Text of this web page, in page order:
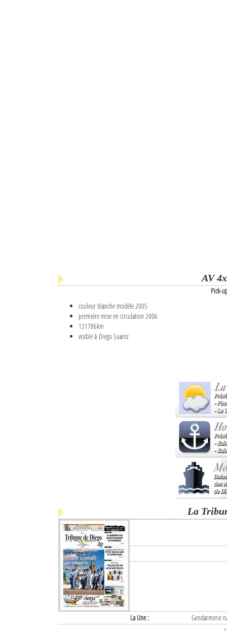
AV
Pick-
couleur blanche modèle 2005
première mise en circulation 2006
131786km
visible à Diego Suarez
La
La Une :
Gendarmerie